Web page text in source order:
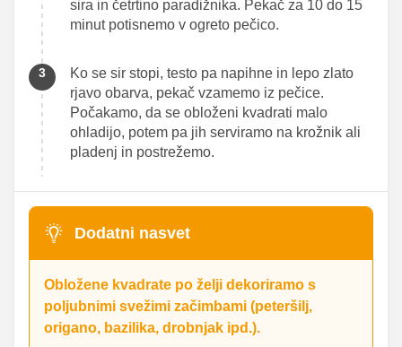
sira in četrtino paradižnika. Pekač za 10 do 15
minut potisnemo v ogreto pečico.
Ko se sir stopi, testo pa napihne in lepo zlato
rjavo obarva, pekač vzamemo iz pečice.
Počakamo, da se obloženi kvadrati malo
ohladijo, potem pa jih serviramo na krožnik ali
pladenj in postrežemo.
Dodatni nasvet
Obložene kvadrate po želji dekoriramo s
poljubnimi svežimi začimbami (peteršilj,
origano, bazilika, drobnjak ipd.).